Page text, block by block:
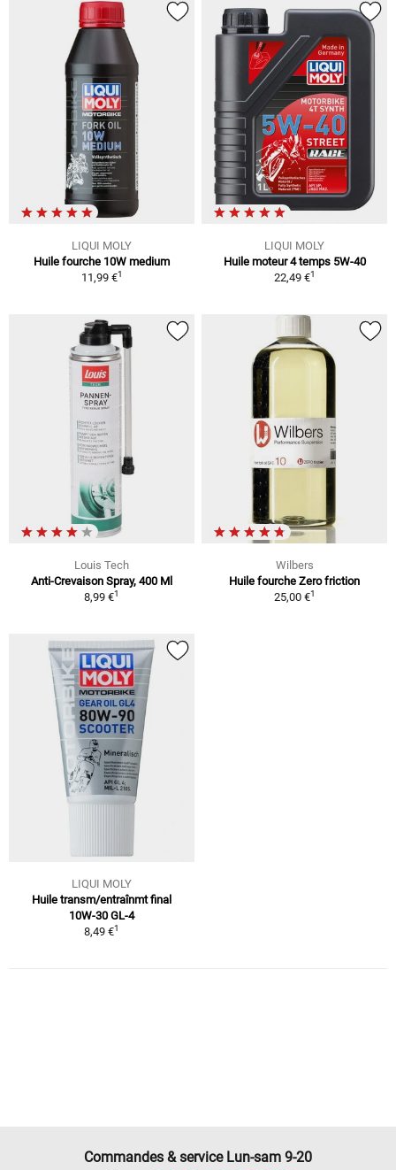
LIQUI MOLY
Huile fourche 10W medium
11,99 €1
LIQUI MOLY
Huile moteur 4 temps 5W-40
22,49 €1
Louis Tech
Anti-Crevaison Spray, 400 Ml
8,99 €1
Wilbers
Huile fourche Zero friction
25,00 €1
LIQUI MOLY
Huile transm/entraînmt final
10W-30 GL-4
8,49 €1
Commandes & service Lun-sam 9-20